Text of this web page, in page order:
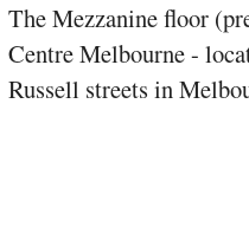
The Mezzanine floor
Centre Melbourne -
Russell streets in